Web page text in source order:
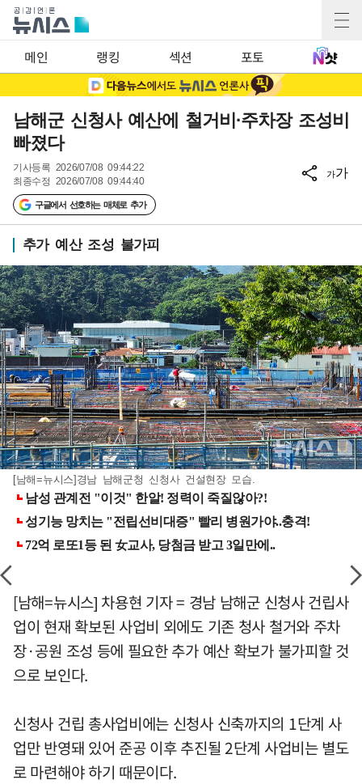
메인 랭킹 섹션 포토
남해군 신청사 예산에 철거비·주차장 조성비
빠졌다
기사등록 2026/07/08 09:44:22
최종수정 2026/07/08 09:44:40
구글에서 선호하는 매체로 추가
가가
추가 예산 조성 불가피
[남해=뉴시스]경남 남해군청 신청사 건설현장 모습.
[남해=뉴시스] 차용현 기자 = 경남 남해군 신청사 건립사
업이 현재 확보된 사업비 외에도 기존 청사 철거와 주차
장·공원 조성 등에 필요한 추가 예산 확보가 불가피할 것
으로 보인다.
신청사 건립 총사업비에는 신청사 신축까지의 1단계 사
업만 반영돼 있어 준공 이후 추진될 2단계 사업비는 별도
로 마련해야 하기 때문이다.